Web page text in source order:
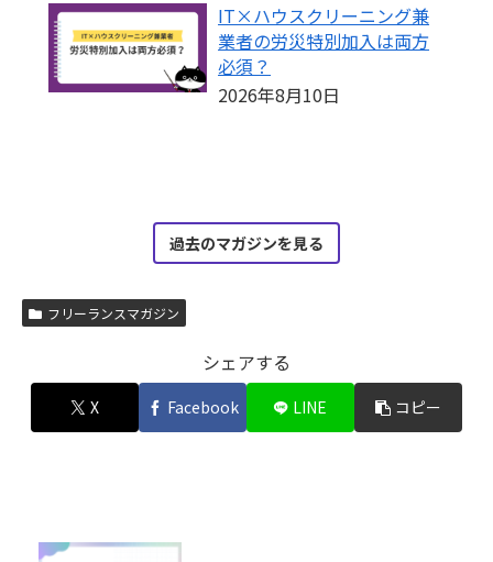
IT×ハウスクリーニング兼
業者の労災特別加入は両方
必須？
2026年8月10日
過去のマガジンを見る
フリーランスマガジン
シェアする
X Facebook LINE コピー